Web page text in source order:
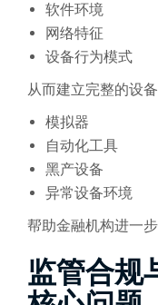
软件环境
网络特征
设备行为模式
从而建立完整的设
模拟器
自动化工具
黑产设备
异常设备环境
帮助金融机构进一
监管合规